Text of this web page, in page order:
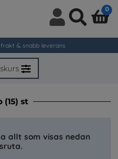
in
/
0
frakt & snabb leverans
(15) st
allt som visas nedan